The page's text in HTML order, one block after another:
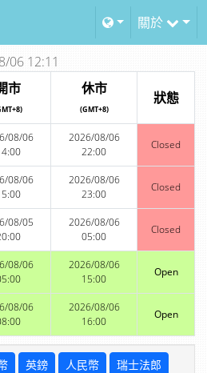
關於
06 12:11
市 休市
(GMT+8)
狀態
08/06
2026/08/06
22:00
Closed
08/06
2026/08/06
23:00
Closed
08/05
2026/08/06
05:00
Closed
08/06
2026/08/06
15:00
Open
08/06
2026/08/06
16:00
Open
英鎊 人民幣 瑞士法郎